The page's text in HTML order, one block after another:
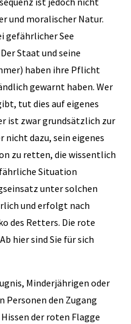
und moralischer Natur.
gefährlicher See
Staat und seine
haben ihre Pflicht
gewarnt haben. Wer
tut dies auf eigenes
ist zwar grundsätzlich zur
dazu, sein eigenes
zu retten, die wissentlich
Situation
unter solchen
und erfolgt nach
des Retters. Die rote
hier sind Sie für sich
Minderjährigen oder
Personen den Zugang
der roten Flagge